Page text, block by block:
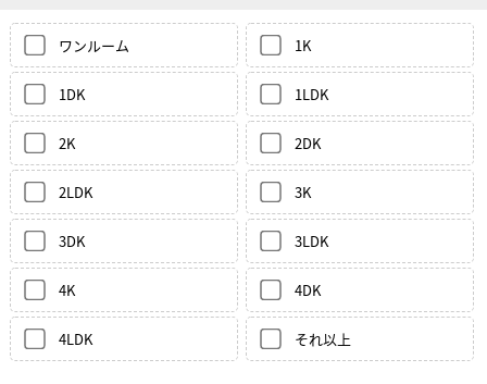
ワンルーム 1K
1DK 1LDK
2K 2DK
2LDK 3K
3DK 3LDK
4K 4DK
4LDK それ以上